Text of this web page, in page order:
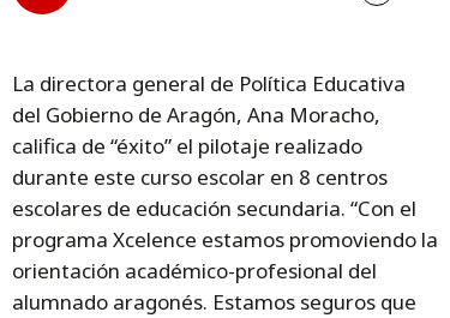
La directora general de Política Educativa
del Gobierno de Aragón, Ana Moracho,
califica de “éxito” el pilotaje realizado
durante este curso escolar en 8 centros
escolares de educación secundaria. “Con el
programa Xcelence estamos promoviendo la
orientación académico-profesional del
alumnado aragonés. Estamos seguros que